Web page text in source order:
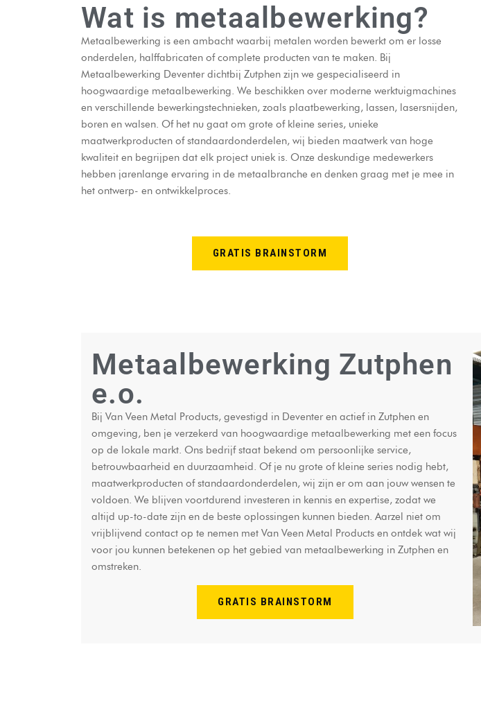
Wat is metaalbewerking?
Metaalbewerking is een ambacht waarbij metalen worden bewerkt om er losse
onderdelen, halffabricaten of complete producten van te maken. Bij
Metaalbewerking Deventer dichtbij Zutphen zijn we gespecialiseerd in
hoogwaardige metaalbewerking. We beschikken over moderne werktuigmachines
en verschillende bewerkingstechnieken, zoals plaatbewerking, lassen, lasersnijden,
boren en walsen. Of het nu gaat om grote of kleine series, unieke
maatwerkproducten of standaardonderdelen, wij bieden maatwerk van hoge
kwaliteit en begrijpen dat elk project uniek is. Onze deskundige medewerkers
hebben jarenlange ervaring in de metaalbranche en denken graag met je mee in
het ontwerp- en ontwikkelproces.
GRATIS BRAINSTORM
Metaalbewerking Zutphen
e.o.
Bij Van Veen Metal Products, gevestigd in Deventer en actief in Zutphen en
omgeving, ben je verzekerd van hoogwaardige metaalbewerking met een focus
op de lokale markt. Ons bedrijf staat bekend om persoonlijke service,
betrouwbaarheid en duurzaamheid. Of je nu grote of kleine series nodig hebt,
maatwerkproducten of standaardonderdelen, wij zijn er om aan jouw wensen te
voldoen. We blijven voortdurend investeren in kennis en expertise, zodat we
altijd up-to-date zijn en de beste oplossingen kunnen bieden. Aarzel niet om
vrijblijvend contact op te nemen met Van Veen Metal Products en ontdek wat wij
voor jou kunnen betekenen op het gebied van metaalbewerking in Zutphen en
omstreken.
GRATIS BRAINSTORM